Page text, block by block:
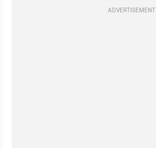
ADVERTISEMENT